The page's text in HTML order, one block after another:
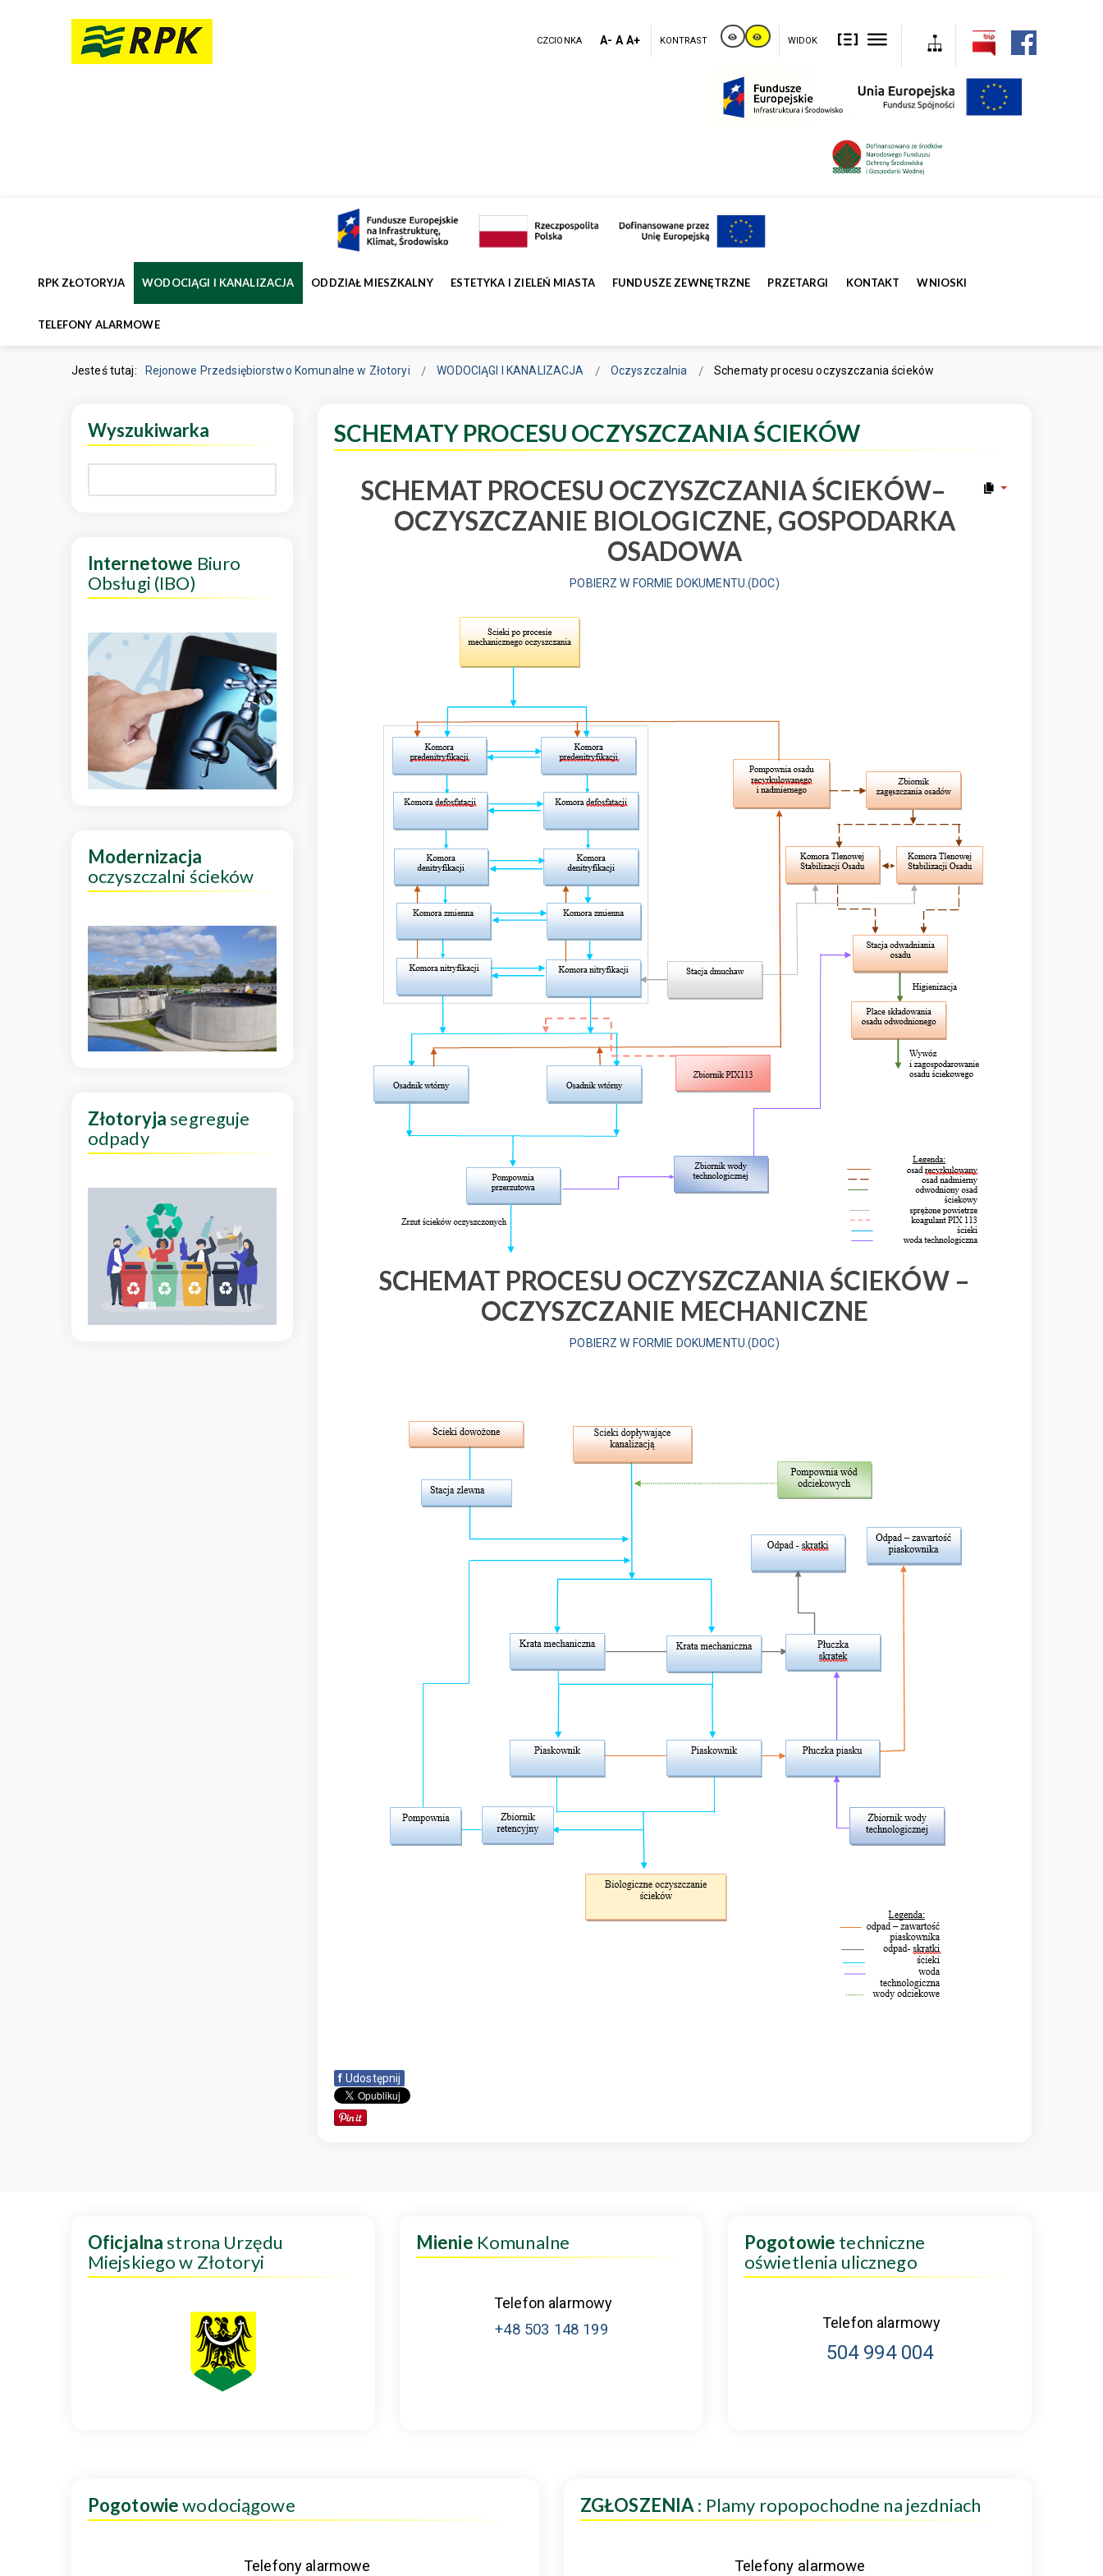
CZCIONKA A- A A+ KONTRAST WIDOK
RPK ZŁOTORYJA WODOCIĄGI I KANALIZACJA ODDZIAŁ MIESZKALNY ESTETYKA I ZIELEŃ MIASTA FUNDUSZE ZEWNĘTRZNE PRZETARGI KONTAKT WNIOSKI
TELEFONY ALARMOWE
Jesteś tutaj: Rejonowe Przedsiębiorstwo Komunalne w Złotoryi WODOCIĄGI I KANALIZACJA Oczyszczalnia Schematy procesu oczyszczania ścieków
SCHEMATY PROCESU OCZYSZCZANIA ŚCIEKÓW
SCHEMAT PROCESU OCZYSZCZANIA ŚCIEKÓW–
OCZYSZCZANIE BIOLOGICZNE, GOSPODARKA
OSADOWA
POBIERZ W FORMIE DOKUMENTU.(DOC)
SCHEMAT PROCESU OCZYSZCZANIA ŚCIEKÓW –
OCZYSZCZANIE MECHANICZNE
POBIERZ W FORMIE DOKUMENTU.(DOC)
f Udostępnij
Wyszukiwarka
Internetowe Biuro
Obsługi (IBO)
Modernizacja
oczyszczalni ścieków
Złotoryjasegreguje
odpady
Oficjalnastrona Urzędu
Miejskiego w Złotoryi
Mienie Komunalne
Telefon alarmowy
+48 503 148 199
Pogotowie techniczne
oświetlenia ulicznego
Telefon alarmowy
504 994 004
Pogotowiewodociągowe
Telefony alarmowe
ZGŁOSZENIA : Plamy ropopochodne na jezdniach
Telefony alarmowe